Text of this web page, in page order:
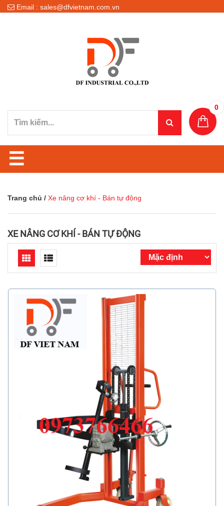
Email : sales@dfvietnam.com.vn
0
☰
Trang chủ / Xe nâng cơ khí - Bán tự động
XE NÂNG CƠ KHÍ - BÁN TỰ ĐỘNG